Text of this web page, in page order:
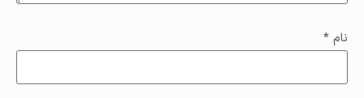
نام *